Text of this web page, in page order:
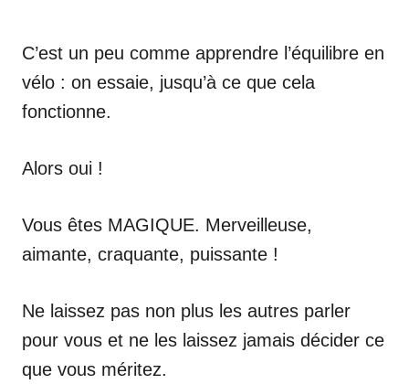
C’est un peu comme apprendre l’équilibre en
vélo : on essaie, jusqu’à ce que cela
fonctionne.
Alors oui !
Vous êtes MAGIQUE. Merveilleuse,
aimante, craquante, puissante !
Ne laissez pas non plus les autres parler
pour vous et ne les laissez jamais décider ce
que vous méritez.